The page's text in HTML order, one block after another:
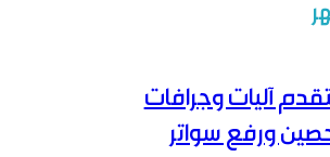
آليات وجرافات
ورفع سواتر